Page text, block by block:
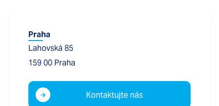
Praha
Lahovská 85
159 00 Praha
Kontaktujte nás